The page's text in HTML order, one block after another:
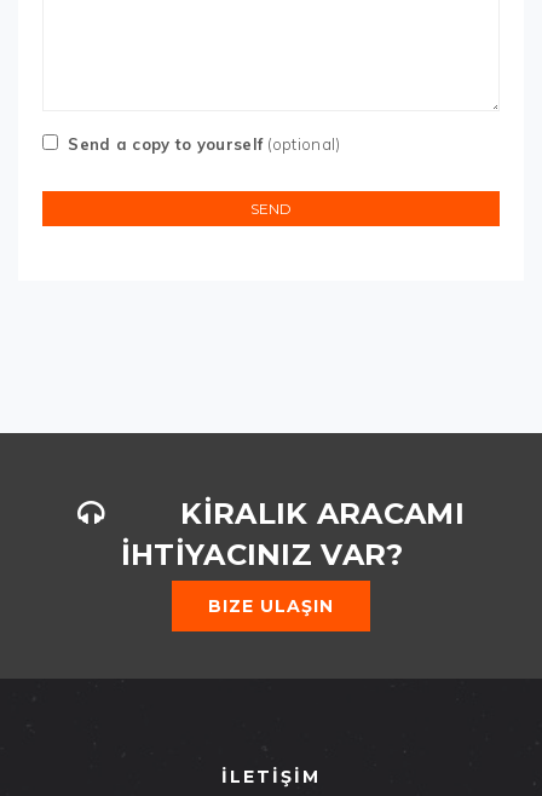
Send a copy to yourself (optional)
SEND
KİRALIK ARACAMI
İHTİYACINIZ VAR?
BIZE ULAŞIN
İLETİŞİM